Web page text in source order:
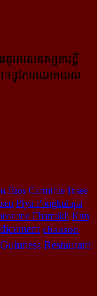
រ​របស់​ទស្សនាវដ្ដី​
ាន​នូវ​ការ​យោគយល់
Rios Carinthie Insee
Piya Pongkulapa
Chamakh Kim
chanson
Guinness Restaurant